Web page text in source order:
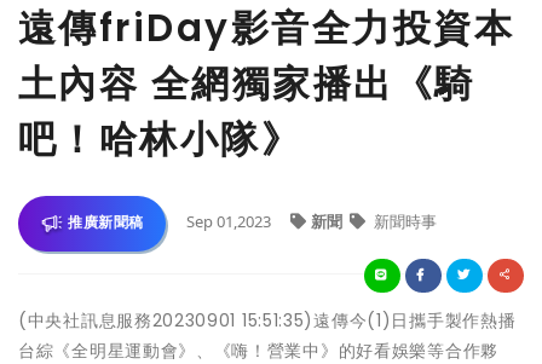
遠傳friDay影音全力投資本
土內容 全網獨家播出《騎
吧！哈林小隊》
推廣新聞稿 Sep 01,2023 新聞 新聞時事
(中央社訊息服務20230901 15:51:35)遠傳今(1)日攜手製作熱播
台綜《全明星運動會》、《嗨！營業中》的好看娛樂等合作夥